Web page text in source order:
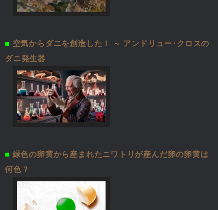
■ 空気からダニを創造した！ ～ アンドリュー･クロスの
ダニ発生器
■ 緑色の卵黄から産まれたニワトリが産んだ卵の卵黄は
何色？